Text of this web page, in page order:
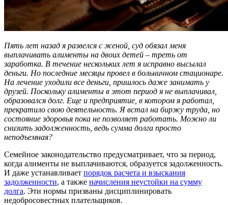
Пять лет назад я развелся с женой, суд обязал меня
выплачивать алименты на двоих детей – треть от
заработка. В течение нескольких лет я исправно высылал
деньги. Но последние месяцы провел в больничном стационаре.
На лечение уходили все деньги, пришлось даже занимать у
друзей. Поскольку алименты в этот период я не выплачивал,
образовался долг. Еще и предприятие, в котором я работал,
прекратило свою деятельность. Я встал на биржу труда, но
состояние здоровья пока не позволяет работать. Можно ли
снизить задолженность, ведь сумма долга просто
неподъемная?
Семейное законодательство предусматривает, что за период,
когда алименты не выплачиваются, образуется задолженность.
И даже устанавливает порядок расчета и взыскания
задолженности, а также начисления неустойки на сумму
долга. Эти нормы призваны дисциплинировать
недобросовестных плательщиков.